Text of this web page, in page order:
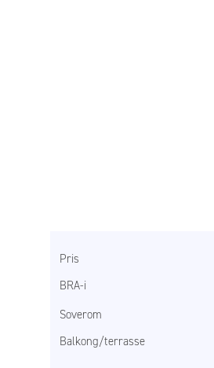
Pris
BRA-i
Soverom
Balkong/terrasse